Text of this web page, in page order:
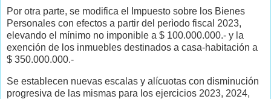
Por otra parte, se modifica el Impuesto sobre los Bienes
Personales con efectos a partir del perìodo fiscal 2023,
elevando el mínimo no imponible a $ 100.000.000.- y la
exención de los inmuebles destinados a casa-habitación a
$ 350.000.000.-
Se establecen nuevas escalas y alícuotas con disminución
progresiva de las mismas para los ejercicios 2023, 2024,